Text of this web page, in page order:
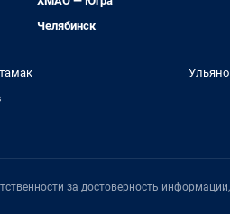
Челябинск
за достоверность